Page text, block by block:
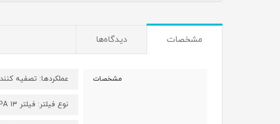
مشخصات دیدگاه‌ها
مشخصات عملکردها: تصفیه
نوع فیلتر: فیلتر HEPA ۱۳، فیلتر کاتالیزوری، فیلتر کربن